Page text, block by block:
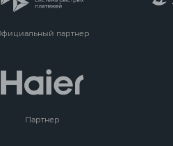
партнер
Партнер